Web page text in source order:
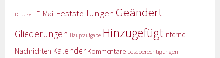
Drucken E-Mail Feststellungen Geändert
Gliederungen Hauptaufgabe Hinzugefügt Interne
Nachrichten KalenderKommentare Leseberechtigungen